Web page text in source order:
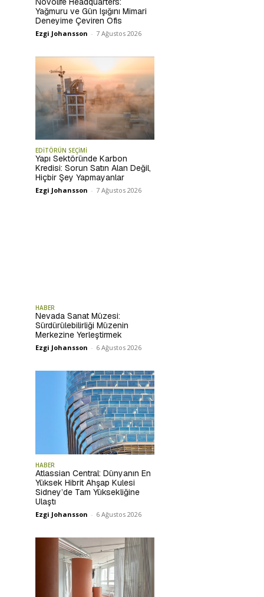
Yağmuru ve Gün Işığını Mimari
Deneyime Çeviren Ofis
Ezgi Johansson - 7 Ağustos 2026
EDİTÖRÜN SEÇİMİ
Yapı Sektöründe Karbon
Kredisi: Sorun Satın Alan Değil,
Hiçbir Şey Yapmayanlar
Ezgi Johansson - 7 Ağustos 2026
HABER
Nevada Sanat Müzesi:
Sürdürülebilirliği Müzenin
Merkezine Yerleştirmek
Ezgi Johansson - 6 Ağustos 2026
HABER
Atlassian Central: Dünyanın En
Yüksek Hibrit Ahşap Kulesi
Sidney’de Tam Yüksekliğine
Ulaştı
Ezgi Johansson - 6 Ağustos 2026